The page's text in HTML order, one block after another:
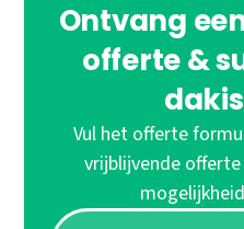
Ontvang
offerte &
Vul het offerte
vrijblijvende